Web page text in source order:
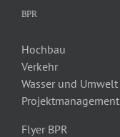
BPR
Hochbau
Verkehr
Wasser und Umwelt
Projektmanagement
Flyer BPR